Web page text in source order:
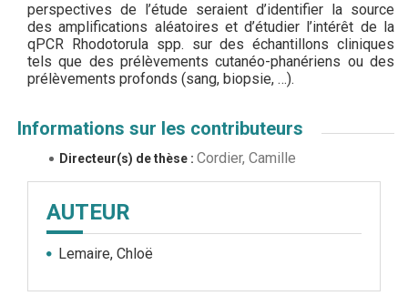
perspectives de l’étude seraient d’identifier la source
des amplifications aléatoires et d’étudier l’intérêt de la
qPCR Rhodotorula spp. sur des échantillons cliniques
tels que des prélèvements cutanéo-phanériens ou des
prélèvements profonds (sang, biopsie, …).
Informations sur les contributeurs
Directeur(s) de thèse : Cordier, Camille
AUTEUR
Lemaire, Chloë